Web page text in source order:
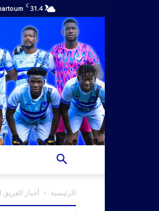
31.4
C
الرئيسية أخبار الفريق